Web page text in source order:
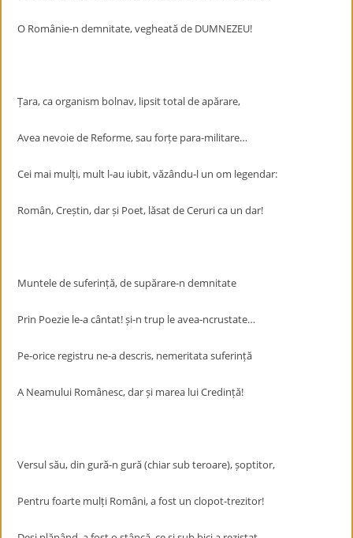
O Românie-n demnitate, vegheată de DUMNEZEU!
Țara, ca organism bolnav, lipsit total de apărare,
Avea nevoie de Reforme, sau forțe para-militare…
Cei mai mulți, mult l-au iubit, văzându-l un om legendar:
Român, Creștin, dar și Poet, lăsat de Ceruri ca un dar!
Muntele de suferință, de supărare-n demnitate
Prin Poezie le-a cântat! și-n trup le avea-ncrustate…
Pe-orice registru ne-a descris, nemeritata suferință
A Neamului Românesc, dar și marea lui Credință!
Versul său, din gură-n gură (chiar sub teroare), șoptitor,
Pentru foarte mulți Români, a fost un clopot-trezitor!